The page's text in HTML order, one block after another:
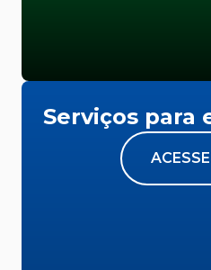
Serviços para